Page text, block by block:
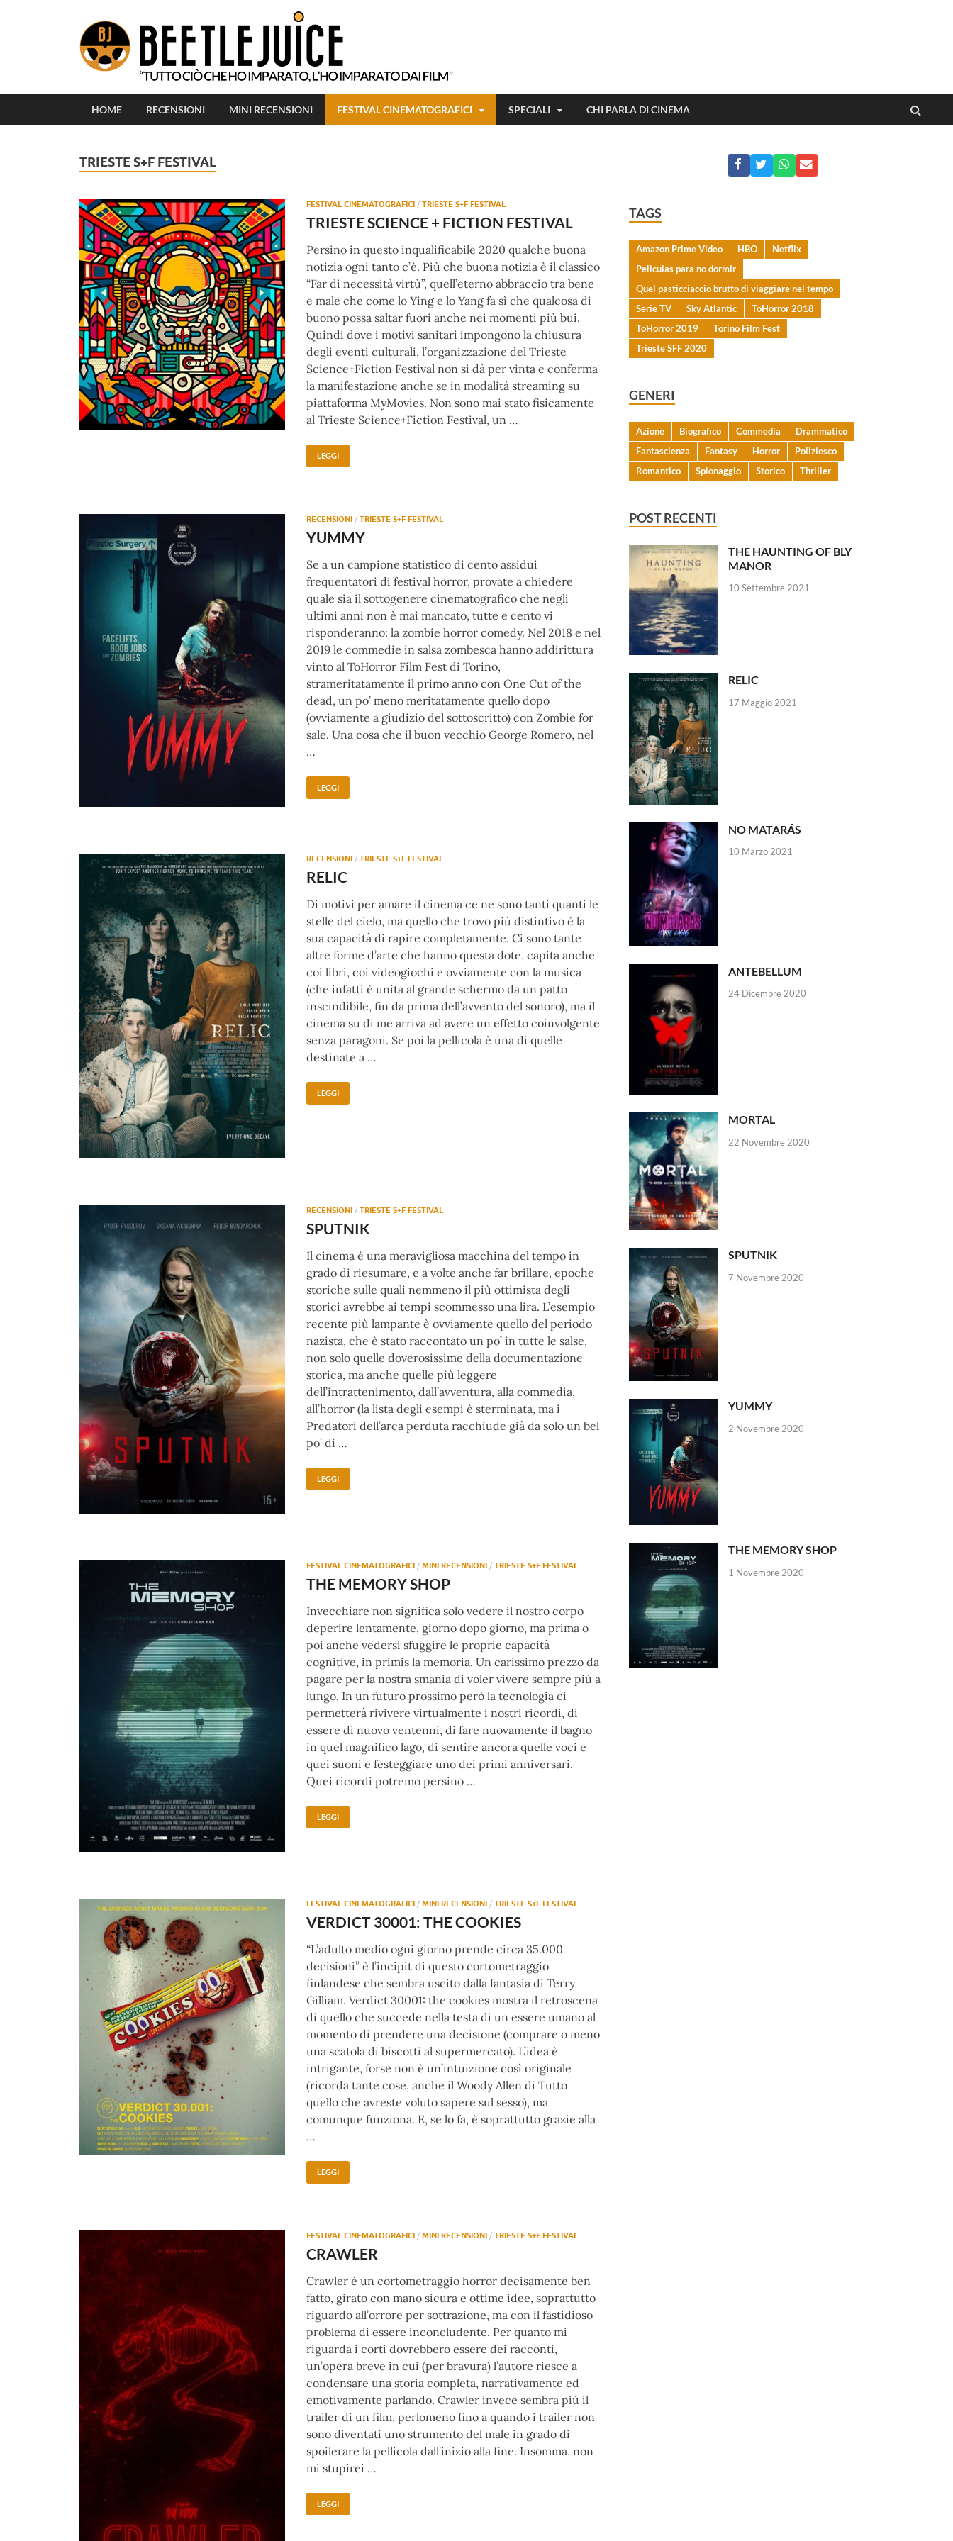
HOME RECENSIONI MINI RECENSIONI FESTIVAL CINEMATOGRAFICI SPECIALI CHI PARLA DI CINEMA
TRIESTE S+F FESTIVAL
FESTIVAL CINEMATOGRAFICI / TRIESTE S+F FESTIVAL
TRIESTE SCIENCE + FICTION FESTIVAL
Persino in questo inqualificabile 2020 qualche buona
notizia ogni tanto c’è. Più che buona notizia è il classico
“Far di necessità virtù”, quell’eterno abbraccio tra bene
e male che come lo Ying e lo Yang fa sì che qualcosa di
buono possa saltar fuori anche nei momenti più bui.
Quindi dove i motivi sanitari impongono la chiusura
degli eventi culturali, l’organizzazione del Trieste
Science+Fiction Festival non si dà per vinta e conferma
la manifestazione anche se in modalità streaming su
piattaforma MyMovies. Non sono mai stato fisicamente
al Trieste Science+Fiction Festival, un …
LEGGI
RECENSIONI / TRIESTE S+F FESTIVAL
YUMMY
Se a un campione statistico di cento assidui
frequentatori di festival horror, provate a chiedere
quale sia il sottogenere cinematografico che negli
ultimi anni non è mai mancato, tutte e cento vi
risponderanno: la zombie horror comedy. Nel 2018 e nel
2019 le commedie in salsa zombesca hanno addirittura
vinto al ToHorror Film Fest di Torino,
strameritatamente il primo anno con One Cut of the
dead, un po’ meno meritatamente quello dopo
(ovviamente a giudizio del sottoscritto) con Zombie for
sale. Una cosa che il buon vecchio George Romero, nel
…
LEGGI
RECENSIONI / TRIESTE S+F FESTIVAL
RELIC
Di motivi per amare il cinema ce ne sono tanti quanti le
stelle del cielo, ma quello che trovo più distintivo è la
sua capacità di rapire completamente. Ci sono tante
altre forme d’arte che hanno questa dote, capita anche
coi libri, coi videogiochi e ovviamente con la musica
(che infatti è unita al grande schermo da un patto
inscindibile, fin da prima dell’avvento del sonoro), ma il
cinema su di me arriva ad avere un effetto coinvolgente
senza paragoni. Se poi la pellicola è una di quelle
destinate a …
LEGGI
RECENSIONI / TRIESTE S+F FESTIVAL
SPUTNIK
Il cinema è una meravigliosa macchina del tempo in
grado di riesumare, e a volte anche far brillare, epoche
storiche sulle quali nemmeno il più ottimista degli
storici avrebbe ai tempi scommesso una lira. L’esempio
recente più lampante è ovviamente quello del periodo
nazista, che è stato raccontato un po’ in tutte le salse,
non solo quelle doverosissime della documentazione
storica, ma anche quelle più leggere
dell’intrattenimento, dall’avventura, alla commedia,
all’horror (la lista degli esempi è sterminata, ma i
Predatori dell’arca perduta racchiude già da solo un bel
po’ di …
LEGGI
FESTIVAL CINEMATOGRAFICI / MINI RECENSIONI / TRIESTE S+F FESTIVAL
THE MEMORY SHOP
Invecchiare non significa solo vedere il nostro corpo
deperire lentamente, giorno dopo giorno, ma prima o
poi anche vedersi sfuggire le proprie capacità
cognitive, in primis la memoria. Un carissimo prezzo da
pagare per la nostra smania di voler vivere sempre più a
lungo. In un futuro prossimo però la tecnologia ci
permetterà rivivere virtualmente i nostri ricordi, di
essere di nuovo ventenni, di fare nuovamente il bagno
in quel magnifico lago, di sentire ancora quelle voci e
quei suoni e festeggiare uno dei primi anniversari.
Quei ricordi potremo persino …
LEGGI
FESTIVAL CINEMATOGRAFICI / MINI RECENSIONI / TRIESTE S+F FESTIVAL
VERDICT 30001: THE COOKIES
“L’adulto medio ogni giorno prende circa 35.000
decisioni” è l’incipit di questo cortometraggio
finlandese che sembra uscito dalla fantasia di Terry
Gilliam. Verdict 30001: the cookies mostra il retroscena
di quello che succede nella testa di un essere umano al
momento di prendere una decisione (comprare o meno
una scatola di biscotti al supermercato). L’idea è
intrigante, forse non è un’intuizione così originale
(ricorda tante cose, anche il Woody Allen di Tutto
quello che avreste voluto sapere sul sesso), ma
comunque funziona. E, se lo fa, è soprattutto grazie alla
…
LEGGI
FESTIVAL CINEMATOGRAFICI / MINI RECENSIONI / TRIESTE S+F FESTIVAL
CRAWLER
Crawler è un cortometraggio horror decisamente ben
fatto, girato con mano sicura e ottime idee, soprattutto
riguardo all’orrore per sottrazione, ma con il fastidioso
problema di essere inconcludente. Per quanto mi
riguarda i corti dovrebbero essere dei racconti,
un’opera breve in cui (per bravura) l’autore riesce a
condensare una storia completa, narrativamente ed
emotivamente parlando. Crawler invece sembra più il
trailer di un film, perlomeno fino a quando i trailer non
sono diventati uno strumento del male in grado di
spoilerare la pellicola dall’inizio alla fine. Insomma, non
mi stupirei …
LEGGI
TAGS
Amazon Prime Video HBO
Netflix
Peliculas para no dormir
Quel pasticciaccio brutto di viaggiare nel tempo
Serie TV
Sky Atlantic
ToHorror 2018
ToHorror 2019
Torino Film Fest
Trieste SFF 2020
GENERI
Azione Biografico Commedia
Drammatico
Fantascienza
Fantasy Horror
Poliziesco
Romantico
Spionaggio Storico Thriller
POST RECENTI
THE HAUNTING OF BLY
MANOR
10 Settembre 2021
RELIC
17 Maggio 2021
NO MATARÁS
10 Marzo 2021
ANTEBELLUM
24 Dicembre 2020
MORTAL
22 Novembre 2020
SPUTNIK
7 Novembre 2020
YUMMY
2 Novembre 2020
THE MEMORY SHOP
1 Novembre 2020